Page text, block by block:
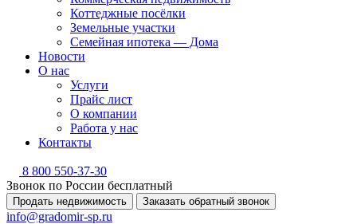
Коттеджные посёлки
Земельные участки
Семейная ипотека — Дома
Новости
О нас
Услуги
Прайс лист
О компании
Работа у нас
Контакты
8 800 550-37-30
Звонок по России бесплатный
Продать недвижимость Заказать обратный звонок
info@gradomir-sp.ru